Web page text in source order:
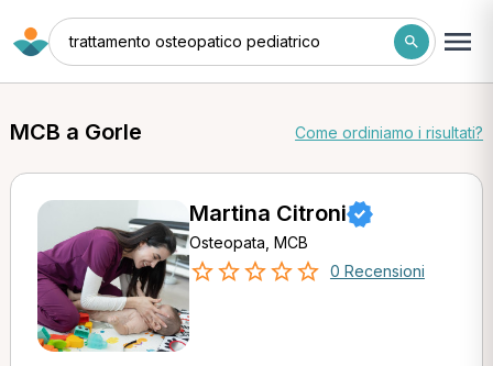
trattamento osteopatico pediatrico
MCB a Gorle Come ordiniamo i risultati?
Martina Citroni
Osteopata, MCB
0 Recensioni